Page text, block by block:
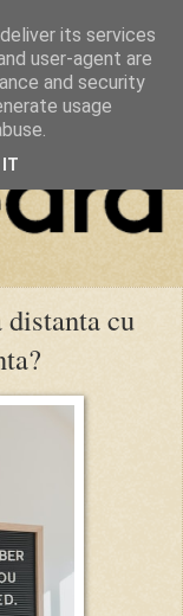
cu
its services
user-agent are
and security
usage
IT